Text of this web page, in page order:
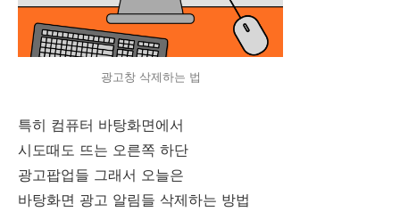
광고창 삭제하는 법
특히 컴퓨터 바탕화면에서
시도때도 뜨는 오른쪽 하단
광고팝업들 그래서 오늘은
바탕화면 광고 알림들 삭제하는 방법